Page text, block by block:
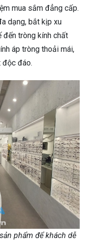
mua sắm đẳng cấp.
dạng, bắt kịp xu
đến tròng kính chất
áp tròng thoải mái,
độc đáo.
phẩm để khách dễ